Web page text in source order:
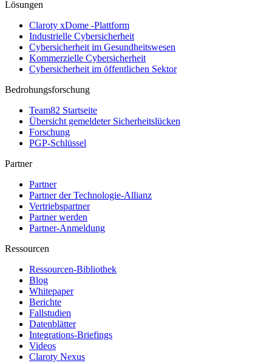
Lösungen
Claroty xDome -Plattform
Industrielle Cybersicherheit
Cybersicherheit im Gesundheitswesen
Kommerzielle Cybersicherheit
Cybersicherheit im öffentlichen Sektor
Bedrohungsforschung
Team82 Startseite
Übersicht gemeldeter Sicherheitslücken
Forschung
PGP-Schlüssel
Partner
Partner
Partner der Technologie-Allianz
Vertriebspartner
Partner werden
Partner-Anmeldung
Ressourcen
Ressourcen-Bibliothek
Blog
Whitepaper
Berichte
Fallstudien
Datenblätter
Integrations-Briefings
Videos
Claroty Nexus